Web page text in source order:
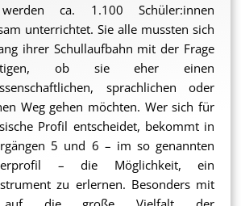
ca. 1.100 Schüler:innen
unterrichtet. Sie alle mussten sich
ihrer Schullaufbahn mit der Frage
ob sie eher einen
sprachlichen oder
Weg gehen möchten. Wer sich für
Profil entscheidet, bekommt in
5 und 6 – im so genannten
– die Möglichkeit, ein
zu erlernen. Besonders mit